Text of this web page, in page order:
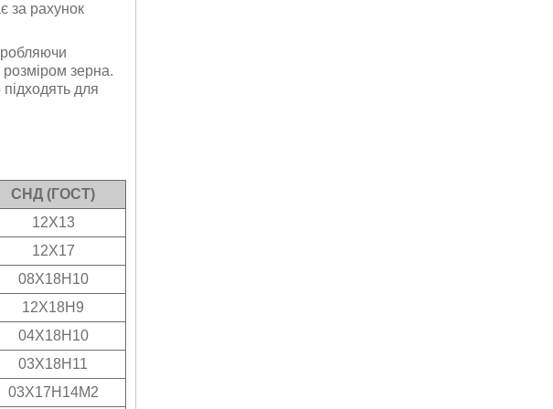
за рахунок
розміром зерна.
для
СНД (ГОСТ)
12Х13
12Х17
08Х18Н10
12Х18Н9
04Х18Н10
03Х18Н11
03Х17Н14М2